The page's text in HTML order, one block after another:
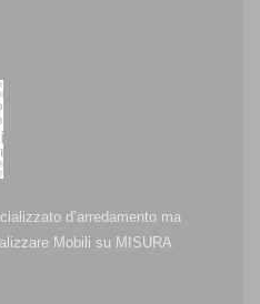
d’arredamento ma
Mobili su MISURA